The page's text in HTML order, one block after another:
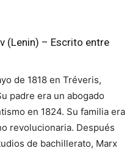
(Lenin) – Escrito entre
de 1818 en Tréveris,
padre era un abogado
en 1824. Su familia era
revolucionaria. Después
de bachillerato, Marx